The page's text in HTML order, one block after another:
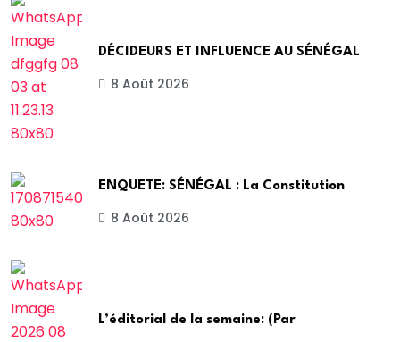
DÉCIDEURS ET INFLUENCE AU SÉNÉGAL
8 Août 2026
ENQUETE: SÉNÉGAL : La Constitution
8 Août 2026
L’éditorial de la semaine: (Par